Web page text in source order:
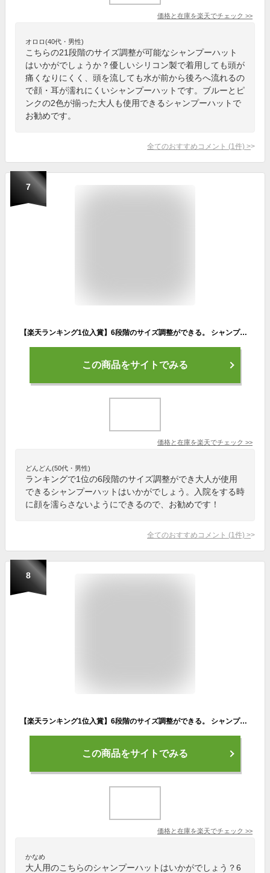
価格と在庫を楽天でチェック >>
オロロ(40代・男性)
こちらの21段階のサイズ調整が可能なシャンプーハット
はいかがでしょうか？優しいシリコン製で着用しても頭が
痛くなりにくく、頭を流しても水が前から後ろへ流れるの
で顔・耳が濡れにくいシャンプーハットです。ブルーとピ
ンクの2色が揃った大人も使用できるシャンプーハットで
お勧めです。
全てのおすすめコメント (1 件) >
7
【楽天ランキング1位入賞】6段階のサイズ調整ができる。 シャンプーハット 子供から大人まで使える( ブルー)
この商品をサイトでみる
価格と在庫を楽天でチェック >>
どんどん(50代・男性)
ランキングで1位の6段階のサイズ調整ができ大人が使用
できるシャンプーハットはいかがでしょう。入院をする時
に顔を濡らさないようにできるので、お勧めです！
全てのおすすめコメント (1 件) >
8
【楽天ランキング1位入賞】6段階のサイズ調整ができる。 シャンプーハット 子供から大人まで使える( ブルー)
この商品をサイトでみる
価格と在庫を楽天でチェック >>
かなめ
大人用のこちらのシャンプーハットはいかがでしょう？6